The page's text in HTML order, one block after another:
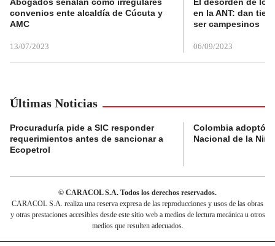
convenios ente alcaldía de Cúcuta y
AMC
13/07/2023
en la ANT: dan
ser campesinos
06/09/2023
Últimas Noticias
Procuraduría pide a SIC responder
requerimientos antes de sancionar a
Ecopetrol
Colombia adoptó
Nacional de la
© CARACOL S.A. Todos los derechos reservados.
CARACOL S.A. realiza una reserva expresa de las reproducciones y usos de las obras
y otras prestaciones accesibles desde este sitio web a medios de lectura mecánica u otros
medios que resulten adecuados.